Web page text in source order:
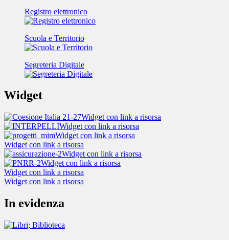
Registro elettronico
Scuola e Territorio
Segreteria Digitale
Widget
Widget con link a risorsa
Widget con link a risorsa
Widget con link a risorsa
Widget con link a risorsa
Widget con link a risorsa
Widget con link a risorsa
Widget con link a risorsa
Widget con link a risorsa
In evidenza